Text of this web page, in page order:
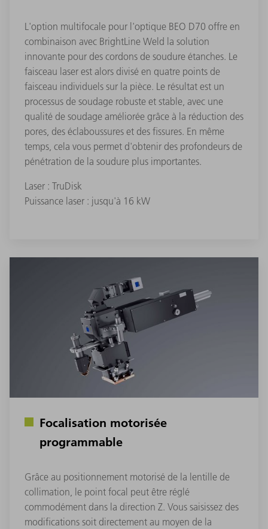
L'option multifocale pour l'optique BEO D70 offre en
combinaison avec BrightLine Weld la solution
innovante pour des cordons de soudure étanches. Le
faisceau laser est alors divisé en quatre points de
faisceau individuels sur la pièce. Le résultat est un
processus de soudage robuste et stable, avec une
qualité de soudage améliorée grâce à la réduction des
pores, des éclaboussures et des fissures. En même
temps, cela vous permet d'obtenir des profondeurs de
pénétration de la soudure plus importantes.
Laser : TruDisk
Puissance laser : jusqu'à 16 kW
Focalisation motorisée
programmable
Grâce au positionnement motorisé de la lentille de
collimation, le point focal peut être réglé
commodément dans la direction Z. Vous saisissez des
modifications soit directement au moyen de la